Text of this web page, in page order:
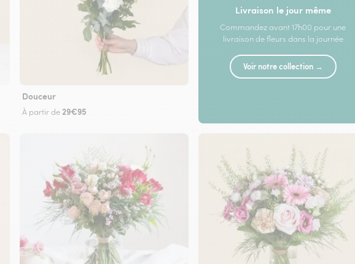
Douceur
À partir de 29€95
Livraison le jour même
Commandez avant 17h00 pour une
livraison de fleurs dans la journée
Voir notre collection →